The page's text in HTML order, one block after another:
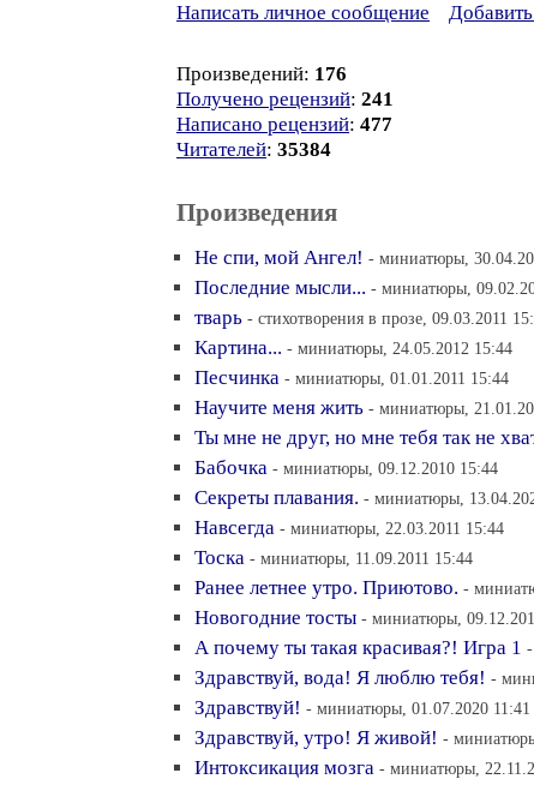
Написать личное сообщение
Произведений: 176
Получено рецензий: 241
Написано рецензий: 477
Читателей: 35384
Произведения
Не спи, мой Ангел! - миниатюры,
Последние мысли... - миниатюры,
тварь - стихотворения в прозе, 09.03.2011
Картина... - миниатюры, 24.05.2012 15:44
Песчинка - миниатюры, 01.01.2011 15:44
Научите меня жить - миниатюры,
Ты мне не друг, но мне тебя так не
Бабочка - миниатюры, 09.12.2010 15:44
Секреты плавания. - миниатюры,
Навсегда - миниатюры, 22.03.2011 15:44
Тоска - миниатюры, 11.09.2011 15:44
Ранее летнее утро. Приютово. -
Новогодние тосты - миниатюры,
А почему ты такая красивая?! Игра 1
Здравствуй, вода! Я люблю тебя! -
Здравствуй! - миниатюры, 01.07.2020 11:41
Здравствуй, утро! Я живой! -
Интоксикация мозга - миниатюры,